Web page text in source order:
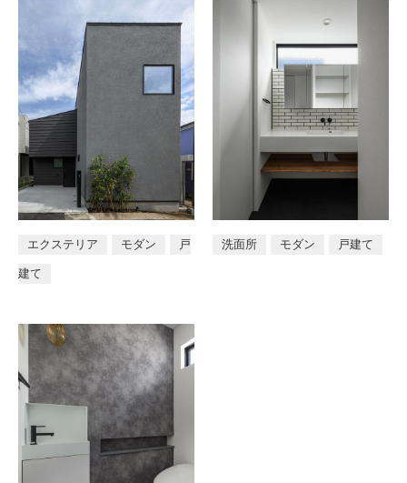
エクステリア モダン 戸
建て
洗面所 モダン 戸建て